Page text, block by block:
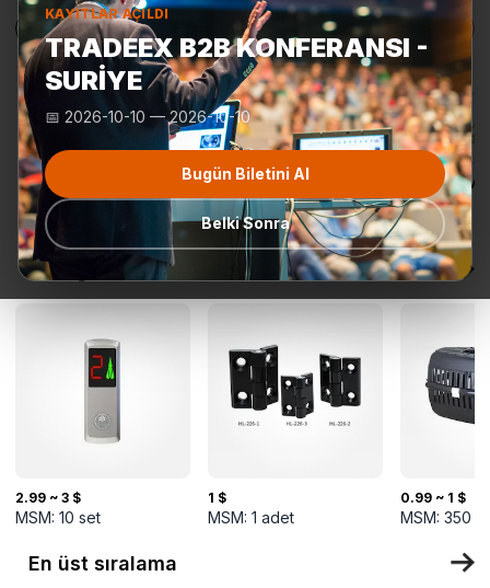
KAYITLAR AÇILDI
TRADEEX B2B KONFERANSI -
SURIYE
📅 2026-10-10 —2026-10-10
Bugün Biletini Al
Belki Sonra
Ürünler Üreticiler Turkmall Fuarları
Kategoriler
Teklif Talebi En popüler
Hazır
Yeni gelenler
2.99 ~ 3 $
MSM: 10 set
1 $
MSM: 1 adet
0.99 ~ 1 $
MSM: 350
En üst sıralama